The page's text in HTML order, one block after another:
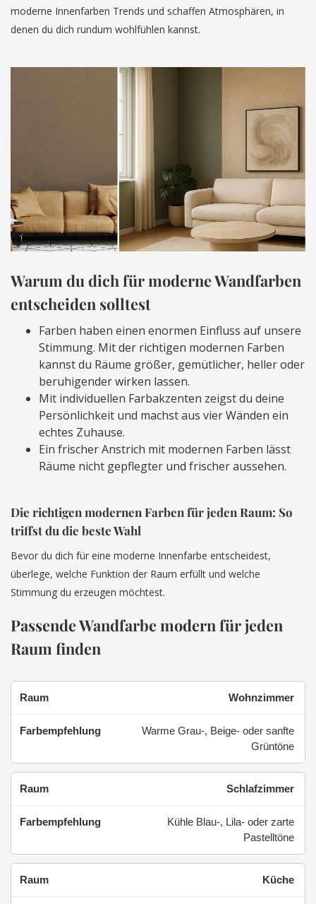
moderne Innenfarben Trends und schaffen Atmosphären, in
denen du dich rundum wohlfühlen kannst.
Warum du dich für moderne Wandfarben
entscheiden solltest
Farben haben einen enormen Einfluss auf unsere
Stimmung. Mit der richtigen modernen Farben
kannst du Räume größer, gemütlicher, heller oder
beruhigender wirken lassen.
Mit individuellen Farbakzenten zeigst du deine
Persönlichkeit und machst aus vier Wänden ein
echtes Zuhause.
Ein frischer Anstrich mit modernen Farben lässt
Räume nicht gepflegter und frischer aussehen.
Die richtigen modernen Farben für jeden Raum: So
triffst du die beste Wahl
Bevor du dich für eine moderne Innenfarbe entscheidest,
überlege, welche Funktion der Raum erfüllt und welche
Stimmung du erzeugen möchtest.
Passende Wandfarbe modern für jeden
Raum finden
Wohnzimmer
Warme Grau-, Beige- oder sanfte
Grüntöne
Schlafzimmer
Kühle Blau-, Lila- oder zarte
Pastelltöne
Küche